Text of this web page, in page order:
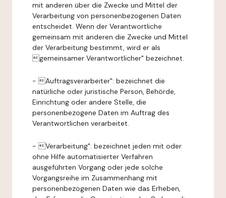
mit anderen über die Zwecke und Mittel der
Verarbeitung von personenbezogenen Daten
entscheidet. Wenn der Verantwortliche
gemeinsam mit anderen die Zwecke und Mittel
der Verarbeitung bestimmt, wird er als
gemeinsamer Verantwortlicher" bezeichnet.
- Auftragsverarbeiter": bezeichnet die
natürliche oder juristische Person, Behörde,
Einrichtung oder andere Stelle, die
personenbezogene Daten im Auftrag des
Verantwortlichen verarbeitet.
- Verarbeitung": bezeichnet jeden mit oder
ohne Hilfe automatisierter Verfahren
ausgeführten Vorgang oder jede solche
Vorgangsreihe im Zusammenhang mit
personenbezogenen Daten wie das Erheben,